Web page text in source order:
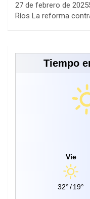
27 de febrero de
Ríos La reforma
Tiempo
Vie
32°/19°